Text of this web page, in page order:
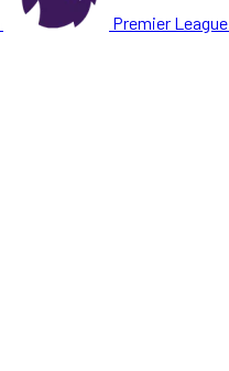
Premier League